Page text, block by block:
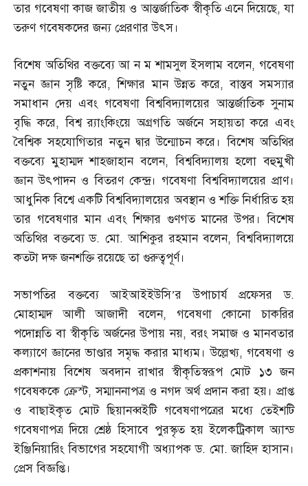
তার গবেষণা কাজ জাতীয় ও আন্তর্জাতিক স্বীকৃতি এনে দিয়েছে,যা
তরুণ গবেষকদের জন্য প্রেরণার উৎস।
বিশেষ অতিথির বক্তব্যে আ ন ম শামসুল ইসলাম বলেন,গবেষণা
নতুন জ্ঞান সৃষ্টি করে,শিক্ষার মান উন্নত করে,বাস্তব সমস্যার
সমাধান দেয় এবং গবেষণা বিশ্ববিদ্যালয়ের আন্তর্জাতিক সুনাম
বৃদ্ধি করে,বিশ্ব র‌্যাংকিংয়ে অগ্রগতি অর্জনে সহায়তা করে এবং
বৈশ্বিক সহযোগিতার নতুন দ্বার উন্মোচন করে। বিশেষ অতিথির
বক্তব্যে মুহাম্মদ শাহজাহান বলেন,বিশ্ববিদ্যালয় হলো বহুমুখী
জ্ঞান উৎপাদন ও বিতরণ কেন্দ্র। গবেষণা বিশ্ববিদ্যালয়ের প্রাণ।
আধুনিক বিশ্বে একটি বিশ্ববিদ্যালয়ের অবস্থান ও শক্তি নির্ধারিত হয়
তার গবেষণার মান এবং শিক্ষার গুণগত মানের উপর। বিশেষ
অতিথির বক্তব্যে ড. মো.আশিকুর রহমান বলেন,বিশ্ববিদ্যালয়ে
কতটা দক্ষ জনশক্তি রয়েছে তা গুরুত্বপূর্ণ।
সভাপতির বক্তব্যে আইআইইউসি’র উপাচার্য প্রফেসর ড.
মোহাম্মদ আলী আজাদী বলেন, গবেষণা কোনো চাকরির
পদোন্নতি বা স্বীকৃতি অর্জনের উপায় নয়,বরং সমাজ ও মানবতার
কল্যাণে জ্ঞানের ভাণ্ডার সমৃদ্ধ করার মাধ্যম। উল্লেখ্য,গবেষণা ও
প্রকাশনায় বিশেষ অবদান রাখার স্বীকৃতিস্বরূপ মোট ১৩ জন
গবেষককে ক্রেস্ট,সম্মাননাপত্র ও নগদ অর্থ প্রদান করা হয়। প্রাপ্ত
ও বাছাইকৃত মোট ছিয়ানব্বইটি গবেষণাপত্রের মধ্যে তেইশটি
গবেষণাপত্র দিয়ে শ্রেষ্ঠ হিসাবে পুরস্কৃত হয় ইলেকট্রিকাল অ্যান্ড
ইঞ্জিনিয়ারিং বিভাগের সহযোগী অধ্যাপক ড. মো.জাহিদ হাসান।
প্রেস বিজ্ঞপ্তি।